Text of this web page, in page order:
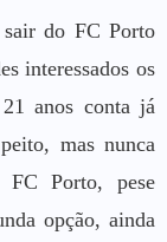
sair do FC Porto
interessados os
anos conta já
mas nunca
FC Porto, pese
opção, ainda